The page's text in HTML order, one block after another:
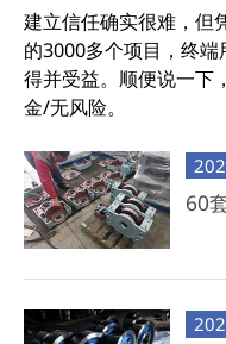
建立信任确实很难，但
的3000多个项目，终
得并受益。顺便说一下
金/无风险。
60